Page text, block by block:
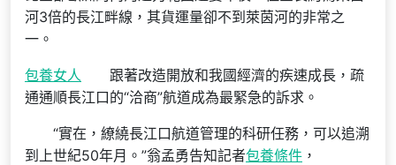
河3倍的長江畔線，其貨運量卻不到萊茵河的非常之
一。
包養女人 跟著改造開放和我國經濟的疾速成長，疏
通通順長江口的“洽商”航道成為最緊急的訴求。
“實在，繚繞長江口航道管理的科研任務，可以追溯
到上世紀50年月。”翁孟勇告知記者包養條件 ，